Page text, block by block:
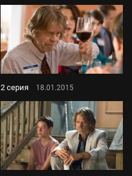
2 серия 18.01.2015